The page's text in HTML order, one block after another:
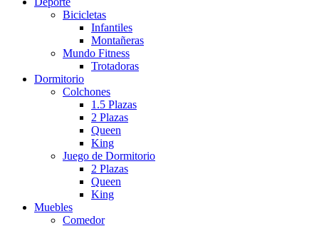
Bicicletas
Infantiles
Montañeras
Mundo Fitness
Trotadoras
Dormitorio
Colchones
1.5 Plazas
2 Plazas
Queen
King
Juego de Dormitorio
2 Plazas
Queen
King
Muebles
Comedor